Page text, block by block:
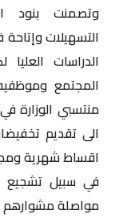
وتصمنت بنود
التسهيلات وإتاحة
الدراسات
المجتمع
منتسبي الوزارة
الى تقديم
اقساط شهرية
في سبيل تشجيع
مواصلة مشوارهم